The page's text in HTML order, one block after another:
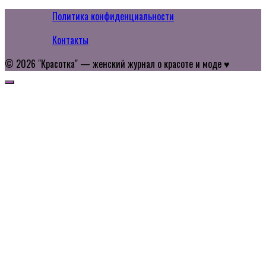
Политика конфиденциальности
Контакты
© 2026 "Красотка" — женский журнал о красоте и моде ♥